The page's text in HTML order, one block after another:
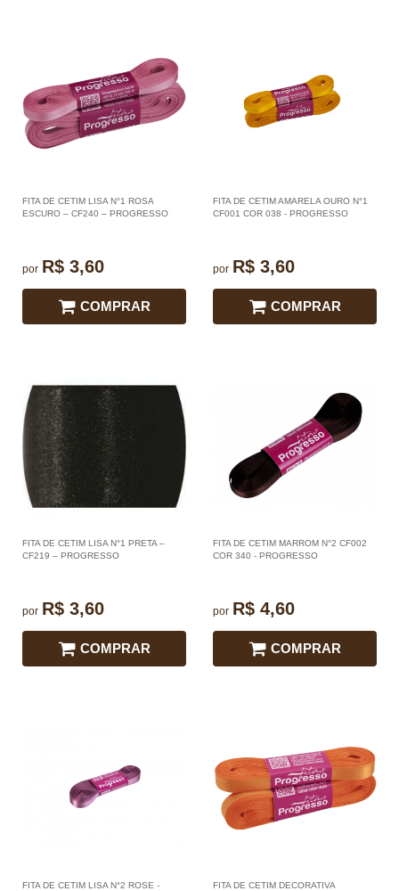
FITA DE CETIM LISA N°1 ROSA
ESCURO – CF240 – PROGRESSO
por R$ 3,60
COMPRAR
FITA DE CETIM AMARELA OURO N°1
CF001 COR 038 - PROGRESSO
por R$ 3,60
COMPRAR
FITA DE CETIM LISA N°1 PRETA –
CF219 – PROGRESSO
por R$ 3,60
COMPRAR
FITA DE CETIM MARROM N°2 CF002
COR 340 - PROGRESSO
por R$ 4,60
COMPRAR
FITA DE CETIM LISA N°2 ROSE -
FITA DE CETIM DECORATIVA